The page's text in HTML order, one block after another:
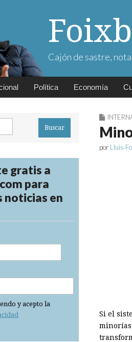
Cajón de sastre,
Política Economía
por Lluís
Si el
minorías
gratis a
para
noticias en
y acepto la